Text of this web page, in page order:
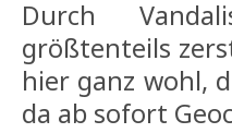
Durch
größtenteils
hier ganz wohl,
da ab sofort